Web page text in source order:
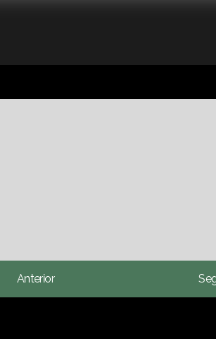
Anterior